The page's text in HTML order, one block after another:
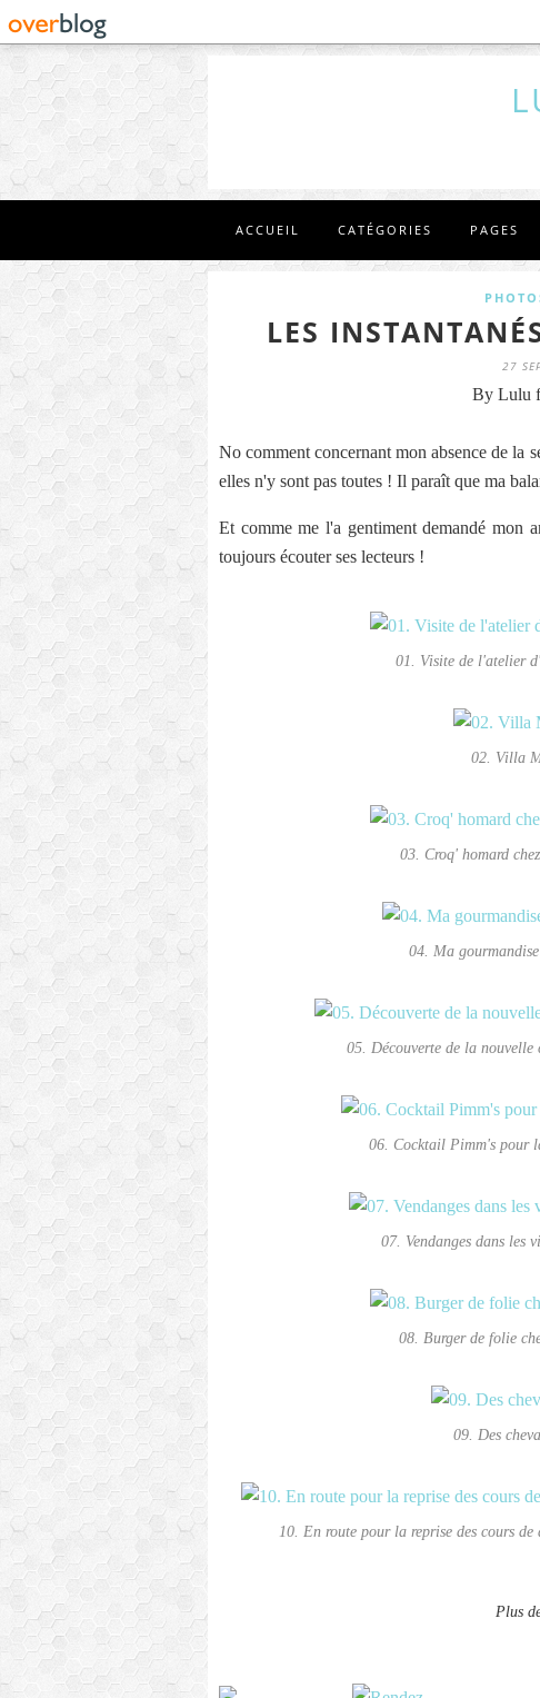
ACCUEIL CATÉGORIES PAGES
LES
27
By Lulu
No comment concernant mon absence de la
elles n'y sont pas toutes ! Il paraît que ma
Et comme me l'a gentiment demandé mon
toujours écouter ses lecteurs !
01. Visite de l'atelier
02. Villa
03. Croq' homard
04. Ma
05. Découverte de la
06. Cocktail Pimm's pour
07. Vendanges dans les
08. Burger de folie
09. Des
10. En route pour la reprise des cours
Plus